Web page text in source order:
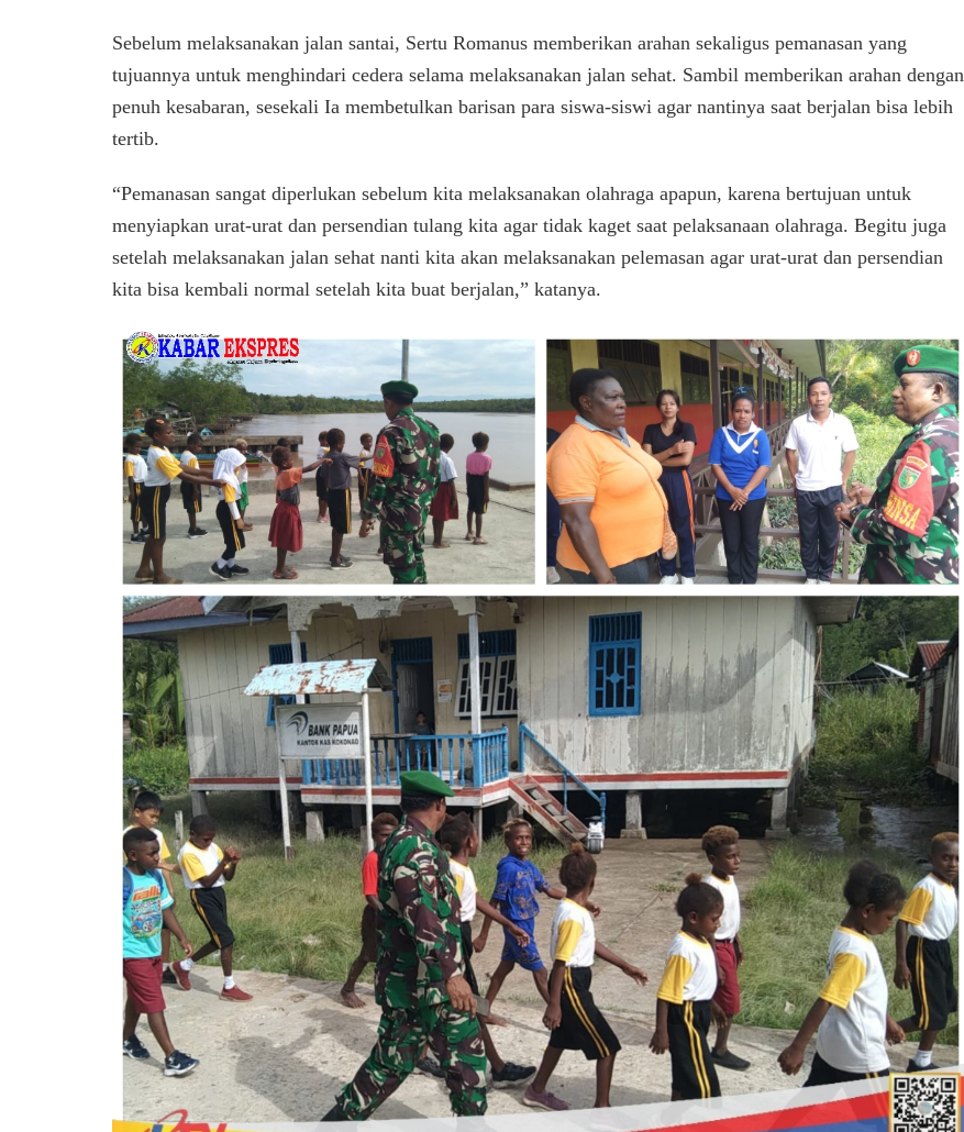
Jalan
Santai
Sebelum melaksanakan jalan santai, Sertu Romanus memberikan arahan sekaligus pemanasan yang
tujuannya untuk menghindari cedera selama melaksanakan jalan sehat. Sambil memberikan arahan dengan
penuh kesabaran, sesekali Ia membetulkan barisan para siswa-siswi agar nantinya saat berjalan bisa lebih
tertib.
“Pemanasan sangat diperlukan sebelum kita melaksanakan olahraga apapun, karena bertujuan untuk
menyiapkan urat-urat dan persendian tulang kita agar tidak kaget saat pelaksanaan olahraga. Begitu juga
setelah melaksanakan jalan sehat nanti kita akan melaksanakan pelemasan agar urat-urat dan persendian
kita bisa kembali normal setelah kita buat berjalan,” katanya.